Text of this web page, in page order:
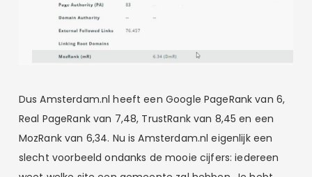
Dus Amsterdam.nl heeft een Google PageRank van 6,
Real PageRank van 7,48, TrustRank van 8,45 en een
MozRank van 6,34. Nu is Amsterdam.nl eigenlijk een
slecht voorbeeld ondanks de mooie cijfers: iedereen